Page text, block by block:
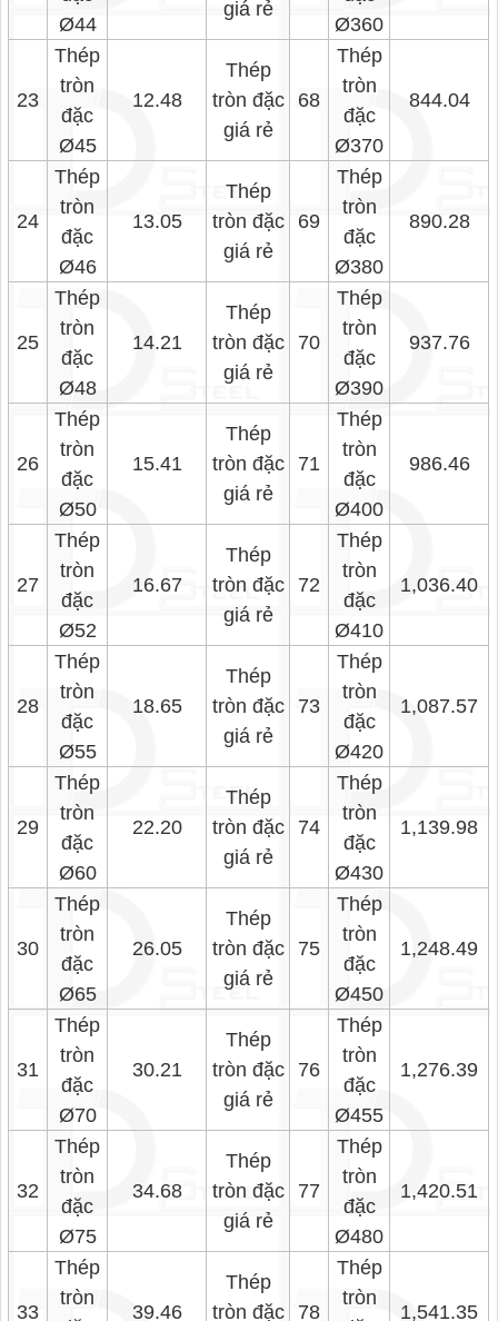
Ø44
giá rẻ
Ø360
23
Thép
tròn
đặc
Ø45
12.48
Thép
tròn đặc
giá rẻ
68
Thép
tròn
đặc
Ø370
844.04
24
Thép
tròn
đặc
Ø46
13.05
Thép
tròn đặc
giá rẻ
69
Thép
tròn
đặc
Ø380
890.28
25
Thép
tròn
đặc
Ø48
14.21
Thép
tròn đặc
giá rẻ
70
Thép
tròn
đặc
Ø390
937.76
26
Thép
tròn
đặc
Ø50
15.41
Thép
tròn đặc
giá rẻ
71
Thép
tròn
đặc
Ø400
986.46
27
Thép
tròn
đặc
Ø52
16.67
Thép
tròn đặc
giá rẻ
72
Thép
tròn
đặc
Ø410
1,036.40
28
Thép
tròn
đặc
Ø55
18.65
Thép
tròn đặc
giá rẻ
73
Thép
tròn
đặc
Ø420
1,087.57
29
Thép
tròn
đặc
Ø60
22.20
Thép
tròn đặc
giá rẻ
74
Thép
tròn
đặc
Ø430
1,139.98
30
Thép
tròn
đặc
Ø65
26.05
Thép
tròn đặc
giá rẻ
75
Thép
tròn
đặc
Ø450
1,248.49
31
Thép
tròn
đặc
Ø70
30.21
Thép
tròn đặc
giá rẻ
76
Thép
tròn
đặc
Ø455
1,276.39
32
Thép
tròn
đặc
Ø75
34.68
Thép
tròn đặc
giá rẻ
77
Thép
tròn
đặc
Ø480
1,420.51
33
Thép
tròn
39.46
Thép
tròn đặc
78
Thép
tròn
1,541.35